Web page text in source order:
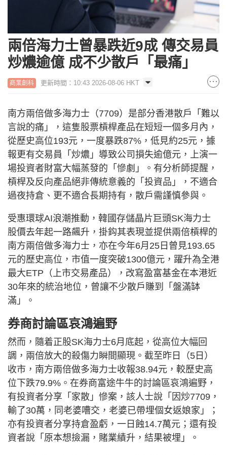
兩倍海力士曾暴跌近9成 傳交易員
炒燶逾億 成不少散戶「最痛」
商業創科 更新時間：10:43 2026-08-06 HKT
南方兩倍做多海力士（7709）是部分香港散戶「難以
言說的痛」，這隻股票槓桿產品在短短一個多月內，
從歷史高位193元，一度暴跌87%，低見約25元，據
報更有交易員「炒燶」導致公司損失逾億元，上演一
場投資者財富大幅蒸發的「慘劇」。有分析師提醒，
槓桿及反向產品絕非傳統意義的「投資品」，不適合
過夜持倉、更不適合長期持有，散戶需謹慎參與。
受惠環球AI浪潮推動，韓國存儲晶片巨頭SK海力士
股價去年起一路飆升，掛鈎其表現並提供兩倍槓桿的
南方兩倍做多海力士，亦在今年6月25日曾見193.65
元的歷史高位，市值一度突破1300億元，躍升為全港
最大ETP（上市交易產品），改寫盈富基金在本港近
30年來的統治地位，曾讓不少散戶賺到「盤滿缽
滿」。
券商討論區哀鴻遍野
然而，隨着正股SK海力士6月底起，從高位大幅回
調，兩倍放大的殺傷力瞬間顯現。截至昨日（5日）
收市，南方兩倍做多海力士收報38.94元，較歷史高
位下跌79.9%。在券商富途牛牛的討論區哀鴻遍野，
有投資者分享「家散」慘案，該人士說「因炒7709，
輸了30萬，同老婆嘈交，老婆已帶埋個女返娘家」；
亦有投資者分享持倉盈虧，一日蝕14.7萬元；還有投
資者說「原本想撿漏，賭業績升，結果被埋」。